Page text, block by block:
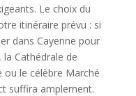
Le choix du
itinéraire prévu : si
dans Cayenne pour
Cathédrale de
ou le célèbre Marché
suffira amplement.